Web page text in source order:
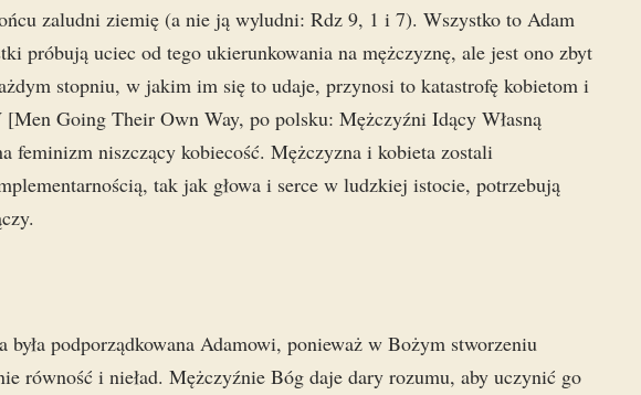
zaludni ziemię (a nie ją wyludni: Rdz 9, 1 i 7). Wszystko to Adam
próbują uciec od tego ukierunkowania na mężczyznę, ale jest ono zbyt
stopniu, w jakim im się to udaje, przynosi to katastrofę kobietom i
Going Their Own Way, po polsku: Mężczyźni Idący Własną
feminizm niszczący kobiecość. Mężczyzna i kobieta zostali
tak jak głowa i serce w ludzkiej istocie, potrzebują
podporządkowana Adamowi, ponieważ w Bożym stworzeniu
równość i nieład. Mężczyźnie Bóg daje dary rozumu, aby uczynić go